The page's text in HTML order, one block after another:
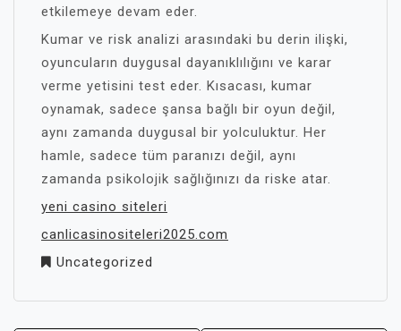
etkilemeye devam eder.
Kumar ve risk analizi arasındaki bu derin ilişki,
oyuncuların duygusal dayanıklılığını ve karar
verme yetisini test eder. Kısacası, kumar
oynamak, sadece şansa bağlı bir oyun değil,
aynı zamanda duygusal bir yolculuktur. Her
hamle, sadece tüm paranızı değil, aynı
zamanda psikolojik sağlığınızı da riske atar.
yeni casino siteleri
canlicasinositeleri2025.com
Uncategorized